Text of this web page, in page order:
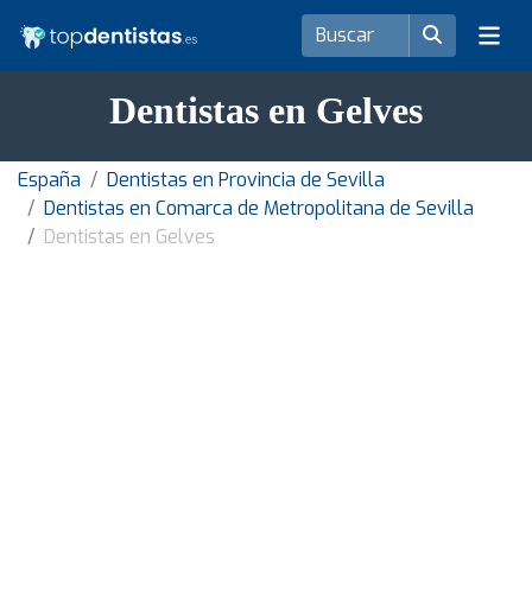
Dentistas en Gelves
España
Dentistas en Provincia de Sevilla
Dentistas en Comarca de Metropolitana de Sevilla
Dentistas en Gelves